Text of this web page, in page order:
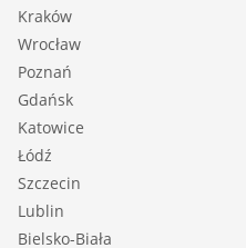
Kraków
Wrocław
Poznań
Gdańsk
Katowice
Łódź
Szczecin
Lublin
Bielsko-Biała